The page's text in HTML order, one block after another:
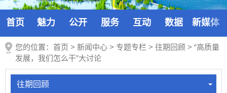
首页 魅力 公开 服务 互动 数据 新媒体
您的位置： 首页 > 新闻中心 > 专题专栏 > 往期回顾 > “高质量
发展，我们怎么干”大讨论
往期回顾